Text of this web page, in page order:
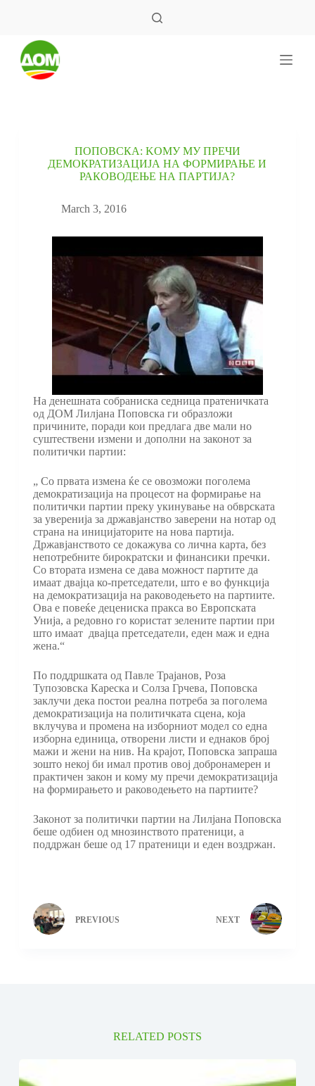
ПОПОВСКА: KОМУ МУ ПРЕЧИ
ДЕМОКРАТИЗАЦИЈА НА ФОРМИРАЊЕ И
РАКОВОДЕЊЕ НА ПАРТИЈА?
March 3, 2016
На денешната собраниска седница пратеничката
од ДОМ Лилјана Поповска ги образложи
причините, поради кои предлага две мали но
суштествени измени и дополни на законот за
политички партии:
„ Со првата измена ќе се овозможи поголема
демократизација на процесот на формирање на
политички партии преку укинување на обврската
за уверенија за државјанство заверени на нотар од
страна на иницијаторите на нова партија.
Државјанството се докажува со лична карта, без
непотребните бирократски и финансики пречки.
Со втората измена се дава можност партите да
имаат двајца ко-претседатели, што е во функција
на демократизација на раководењето на партиите.
Ова е повеќе децениска пракса во Европската
Унија, а редовно го користат зелените партии при
што имаат двајца претседатели, еден маж и една
жена.“
По поддршката од Павле Трајанов, Роза
Тупозовска Кареска и Солза Грчева, Поповска
заклучи дека постои реална потреба за поголема
демократизација на политичката сцена, која
вклучува и промена на изборниот модел со една
изборна единица, отворени листи и еднаков број
мажи и жени на нив. На крајот, Поповска запраша
зошто некој би имал против овој добронамерен и
практичен закон и кому му пречи демократизација
на формирањето и раководењето на партиите?
Законот за политички партии на Лилјана Поповска
беше одбиен од мнозинството пратеници, а
поддржан беше од 17 пратеници и еден воздржан.
PREVIOUS NEXT
RELATED POSTS